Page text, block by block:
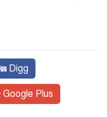
Digg
Google Plus